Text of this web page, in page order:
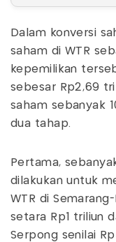
Dalam konversi
saham di WTR
kepemilikan
sebesar Rp2,69
saham sebanyak
dua tahap.
Pertama,
dilakukan untuk
WTR di
setara Rp1 triliun
Serpong senilai